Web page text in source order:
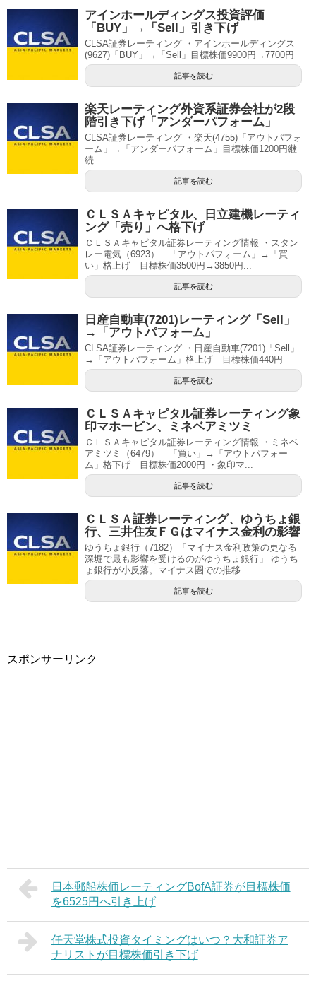
アインホールディングス投資評価
「BUY」→「Sell」引き下げ
CLSA証券レーティング ・アインホールディングス
(9627)「BUY」→「Sell」目標株価9900円→7700円
記事を読む
楽天レーティング外資系証券会社が2段
階引き下げ「アンダーパフォーム」
CLSA証券レーティング ・楽天(4755)「アウトパフォ
ーム」→「アンダーパフォーム」目標株価1200円継
続
記事を読む
ＣＬＳＡキャピタル、日立建機レーティ
ング「売り」へ格下げ
ＣＬＳＡキャピタル証券レーティング情報 ・スタン
レー電気（6923） 「アウトパフォーム」→「買
い」格上げ 目標株価3500円→3850円...
記事を読む
日産自動車(7201)レーティング「Sell」
→「アウトパフォーム」
CLSA証券レーティング ・日産自動車(7201)「Sell」
→「アウトパフォーム」格上げ 目標株価440円
記事を読む
ＣＬＳＡキャピタル証券レーティング象
印マホービン、ミネベアミツミ
ＣＬＳＡキャピタル証券レーティング情報 ・ミネベ
アミツミ（6479） 「買い」→「アウトパフォー
ム」格下げ 目標株価2000円 ・象印マ...
記事を読む
ＣＬＳＡ証券レーティング、ゆうちょ銀
行、三井住友ＦＧはマイナス金利の影響
ゆうちょ銀行（7182）「マイナス金利政策の更なる
深堀で最も影響を受けるのがゆうちょ銀行」 ゆうち
ょ銀行が小反落。マイナス圏での推移...
記事を読む
スポンサーリンク
日本郵船株価レーティングBofA証券が目標株価
を6525円へ引き上げ
任天堂株式投資タイミングはいつ？大和証券ア
ナリストが目標株価引き下げ